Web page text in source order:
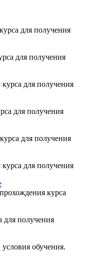
для получения
для получения
для получения
для получения
для получения
для получения
курса
для получения
обучения.